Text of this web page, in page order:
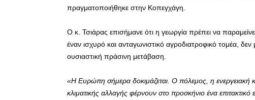
πραγματοποιήθηκε στην Κοπεγχάγη.
Ο κ. Τσιάρας επισήμανε ότι η γεωργία πρέπει να
έναν ισχυρό και ανταγωνιστικό αγροδιατροφικό τομέα,
ουσιαστική πράσινη μετάβαση.
«Η Ευρώπη σήμερα δοκιμάζεται. Ο πόλεμος, η ενεργειακή
κλιματικής αλλαγής φέρνουν στο προσκήνιο ένα